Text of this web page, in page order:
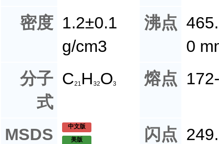
密度 1.2±0.1
g/cm3
沸点
0
分子
式
C21 H 32O3 熔点
MSDS
中文版
美版
闪点